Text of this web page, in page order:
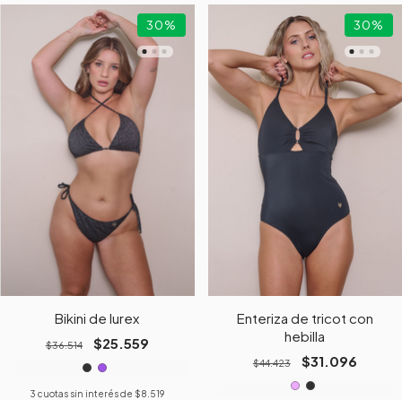
30%
Bikini de lurex
$36.514 $25.559
3 cuotas sin interés de $8.519
30%
Enteriza de tricot con
hebilla
$44.423 $31.096